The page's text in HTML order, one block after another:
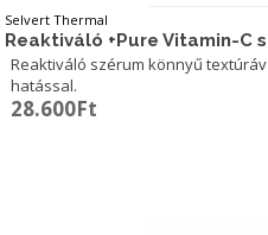
Selvert Thermal
Reaktiváló +Pure Vitamin-C
Reaktiváló szérum könnyű
hatással.
28.600Ft